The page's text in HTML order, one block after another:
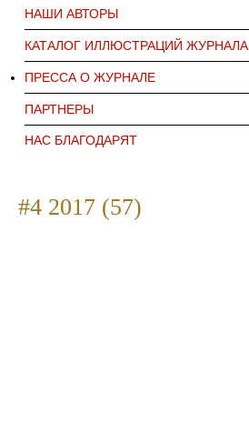
НАШИ АВТОРЫ
КАТАЛОГ ИЛЛЮСТРАЦИЙ ЖУРНАЛА
ПРЕССА О ЖУРНАЛЕ
ПАРТНЕРЫ
НАС БЛАГОДАРЯТ
#4 2017 (57)